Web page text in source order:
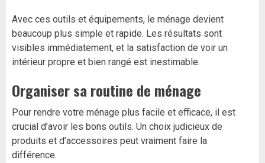
Avec ces outils et équipements, le ménage devient
beaucoup plus simple et rapide. Les résultats sont
visibles immédiatement, et la satisfaction de voir un
intérieur propre et bien rangé est inestimable.
Organiser sa routine de ménage
Pour rendre votre ménage plus facile et efficace, il est
crucial d’avoir les bons outils. Un choix judicieux de
produits et d’accessoires peut vraiment faire la
différence.